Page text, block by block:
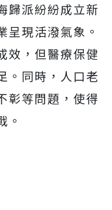
歸派紛紛成立新
呈現活潑氣象。
效，但醫療保健
。同時，人口老
彰等問題，使得
。